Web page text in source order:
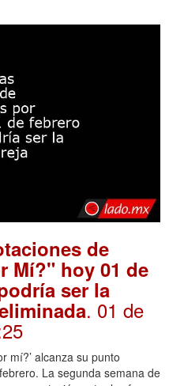
de
Mí?" hoy 01 de
ser la
. 01 de
mí?’ alcanza su punto
La segunda semana de